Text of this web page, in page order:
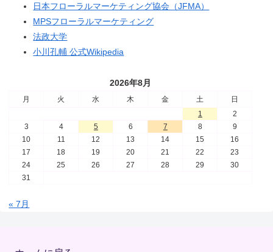
日本フローラルマーケティング協会（JFMA）
MPSフローラルマーケティング
法政大学
小川孔輔 公式Wikipedia
2026年8月
月 火 水 木 金 土
日
1
2
3
4 5 6 7 8
9
10
11 12 13 14 15
16
17
18 19 20 21 22
23
24
25 26 27 28 29
30
31
« 7月